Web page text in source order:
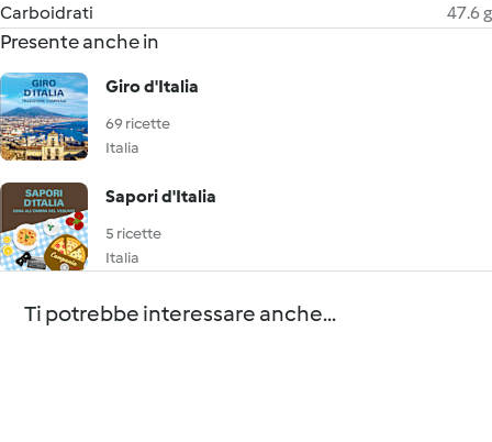
Carboidrati
47.6 g
Presente anche in
Giro d'Italia
69 ricette
Italia
Sapori d'Italia
5 ricette
Italia
Ti potrebbe interessare anche...